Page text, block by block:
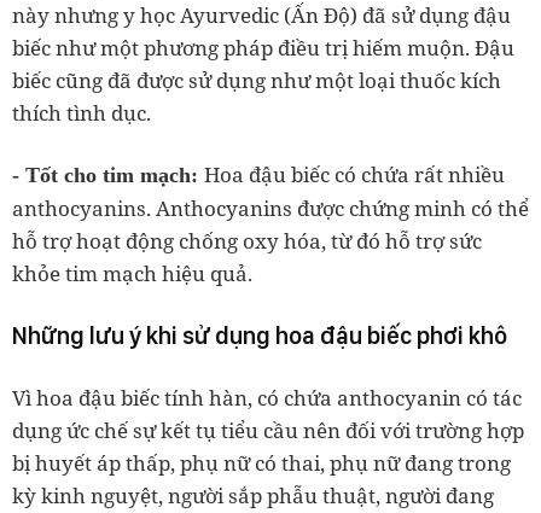
này nhưng y học Ayurvedic (Ấn Độ) đã sử dụng đậu
biếc như một phương pháp điều trị hiếm muộn. Đậu
biếc cũng đã được sử dụng như một loại thuốc kích
thích tình dục.
- Tốt cho tim mạch: Hoa đậu biếc có chứa rất nhiều
anthocyanins. Anthocyanins được chứng minh có thể
hỗ trợ hoạt động chống oxy hóa, từ đó hỗ trợ sức
khỏe tim mạch hiệu quả.
Những lưu ý khi sử dụng hoa đậu biếc phơi khô
Vì hoa đậu biếc tính hàn, có chứa anthocyanin có tác
dụng ức chế sự kết tụ tiểu cầu nên đối với trường hợp
bị huyết áp thấp, phụ nữ có thai, phụ nữ đang trong
kỳ kinh nguyệt, người sắp phẫu thuật, người đang